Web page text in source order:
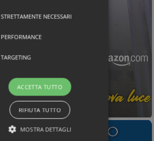
STRETTAMENTE NECESSARI
PERFORMANCE
TARGETING
ACCETTA TUTTO
RIFIUTA TUTTO
MOSTRA DETTAGLI